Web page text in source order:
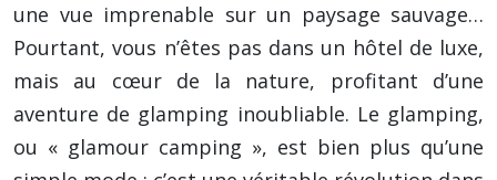
une vue imprenable sur un paysage sauvage…
Pourtant, vous n’êtes pas dans un hôtel de luxe,
mais au cœur de la nature, profitant d’une
aventure de glamping inoubliable. Le glamping,
ou « glamour camping », est bien plus qu’une